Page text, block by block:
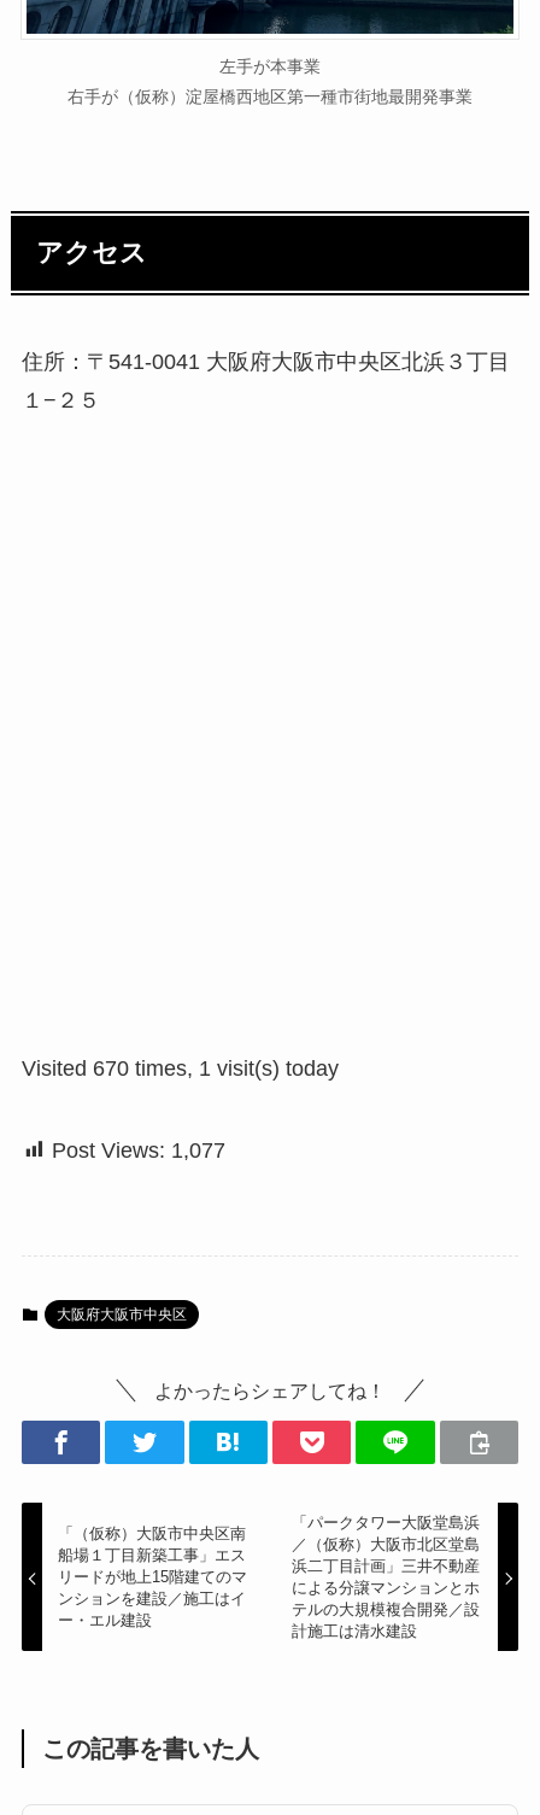
左手が本事業
右手が（仮称）淀屋橋西地区第一種市街地最開発事業
アクセス
住所：〒541-0041 大阪府大阪市中央区北浜３丁目
１−２５
Visited 670 times, 1 visit(s) today
Post Views: 1,077
大阪府大阪市中央区
よかったらシェアしてね！
「（仮称）大阪市中央区南
船場１丁目新築工事」エス
リードが地上15階建てのマ
ンションを建設／施工はイ
ー・エル建設
「パークタワー大阪堂島浜
／（仮称）大阪市北区堂島
浜二丁目計画」三井不動産
による分譲マンションとホ
テルの大規模複合開発／設
計施工は清水建設
この記事を書いた人